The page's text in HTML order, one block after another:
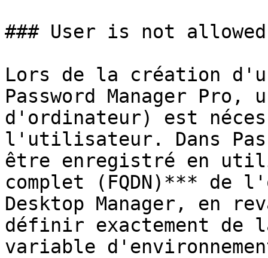
### User is not
Lors de la création
Password Manager Pro,
d'ordinateur) est
l'utilisateur. Dans
être enregistré en
complet (FQDN)*** de
Desktop Manager, en
définir exactement de
variable d'environnement